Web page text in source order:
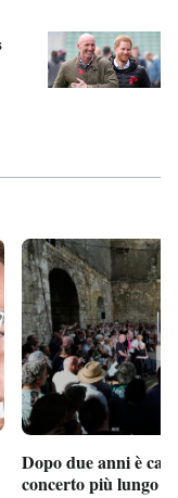
Dopo due anni è
concerto più lungo